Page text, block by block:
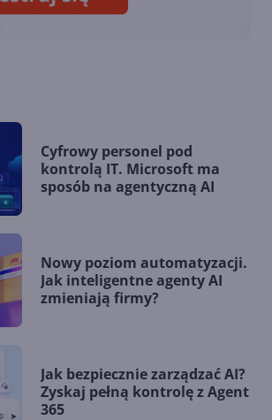
Cyfrowy personel pod
kontrolą IT. Microsoft ma
sposób na agentyczną AI
Nowy poziom automatyzacji.
Jak inteligentne agenty AI
zmieniają firmy?
Jak bezpiecznie zarządzać AI?
Zyskaj pełną kontrolę z Agent
365